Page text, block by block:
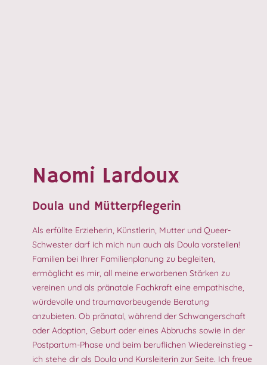
Naomi Lardoux
Doula und Mütterpflegerin
Als erfüllte Erzieherin, Künstlerin, Mutter und Queer-
Schwester darf ich mich nun auch als Doula vorstellen!
Familien bei Ihrer Familienplanung zu begleiten,
ermöglicht es mir, all meine erworbenen Stärken zu
vereinen und als pränatale Fachkraft eine empathische,
würdevolle und traumavorbeugende Beratung
anzubieten. Ob pränatal, während der Schwangerschaft
oder Adoption, Geburt oder eines Abbruchs sowie in der
Postpartum-Phase und beim beruflichen Wiedereinstieg –
ich stehe dir als Doula und Kursleiterin zur Seite. Ich freue